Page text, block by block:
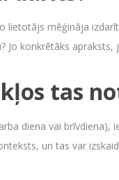
lietotājs mēģināja
Jo konkrētāks
tas
diena vai
un tas var